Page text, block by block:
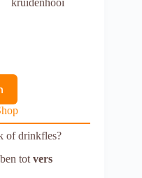
of drinkfles?
tot vers